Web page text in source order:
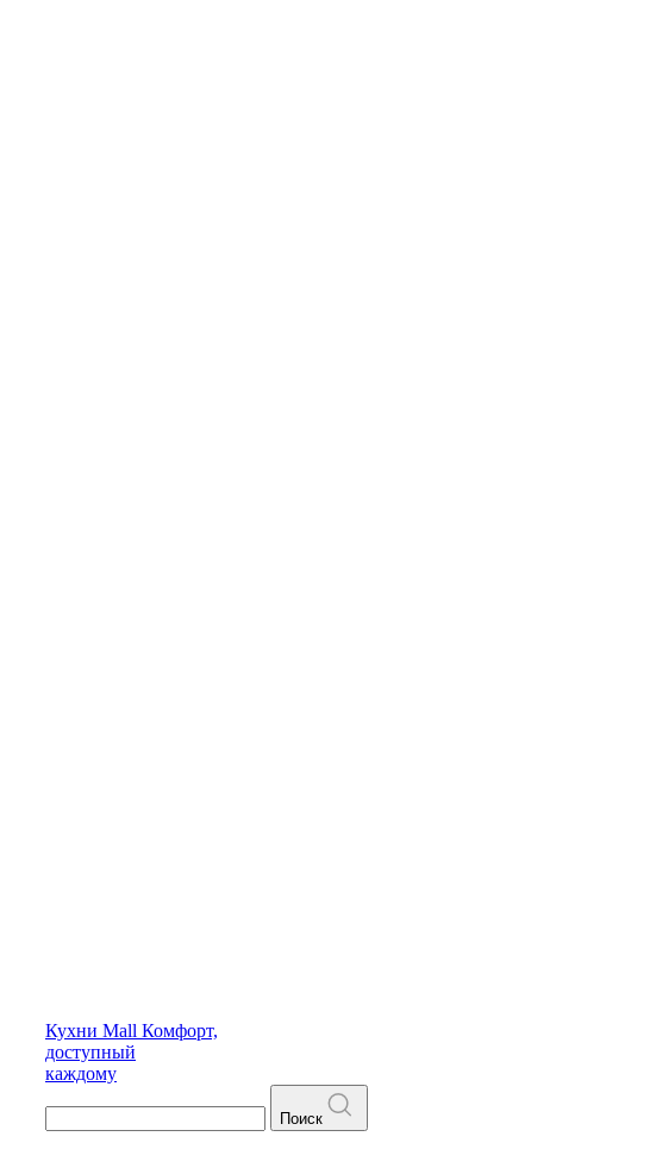
Кухни Mall Комфорт,
доступный
каждому
Поиск